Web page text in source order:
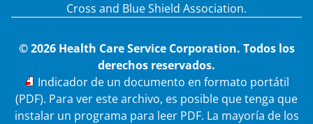
Cross and Blue Shield Association.
© 2026 Health Care Service Corporation. Todos los
derechos reservados.
PDF
Indicador de un documento en formato portátil
(PDF). Para ver este archivo, es posible que tenga que
instalar un programa para leer PDF. La mayoría de los